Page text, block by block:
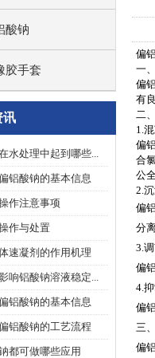
酸钠
胶手套
讯
水处理中起到哪些...
铝酸钠的基本信息
作注意事项
作与处置
速凝剂的作用机理
响铝酸钠溶液稳定...
铝酸钠的基本信息
铝酸钠的工艺流程
都可做哪些应用
偏
一
偏
有
二
1.
偏
合
公
2.
偏
分
3.
偏
4.
偏
三
偏